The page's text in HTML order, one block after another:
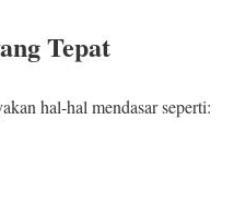
Tepat
hal-hal mendasar seperti: